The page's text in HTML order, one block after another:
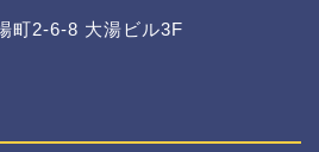
町2-6-8 大湯ビル3F